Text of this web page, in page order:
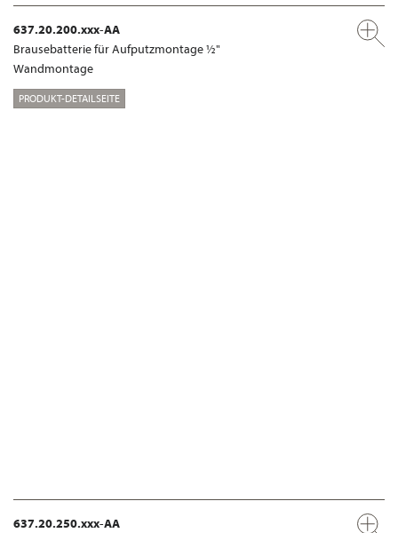
637.20.200.xxx-AA
Brausebatterie für Aufputzmontage ½"
Wandmontage
PRODUKT-DETAILSEITE
637.20.250.xxx-AA